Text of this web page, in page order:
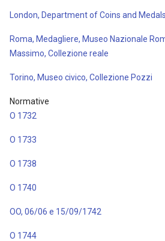
London, Department of Coins and
Roma, Medagliere, Museo Nazionale
Massimo, Collezione reale
Torino, Museo civico, Collezione Pozzi
Normative
O 1732
O 1733
O 1738
O 1740
OO, 06/06 e 15/09/1742
O 1744